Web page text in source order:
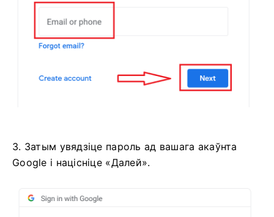
3. Затым увядзіце пароль ад вашага акаўнта
Google і націсніце «Далей».